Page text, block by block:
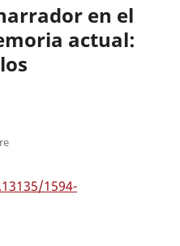
en el
actual:
1594-